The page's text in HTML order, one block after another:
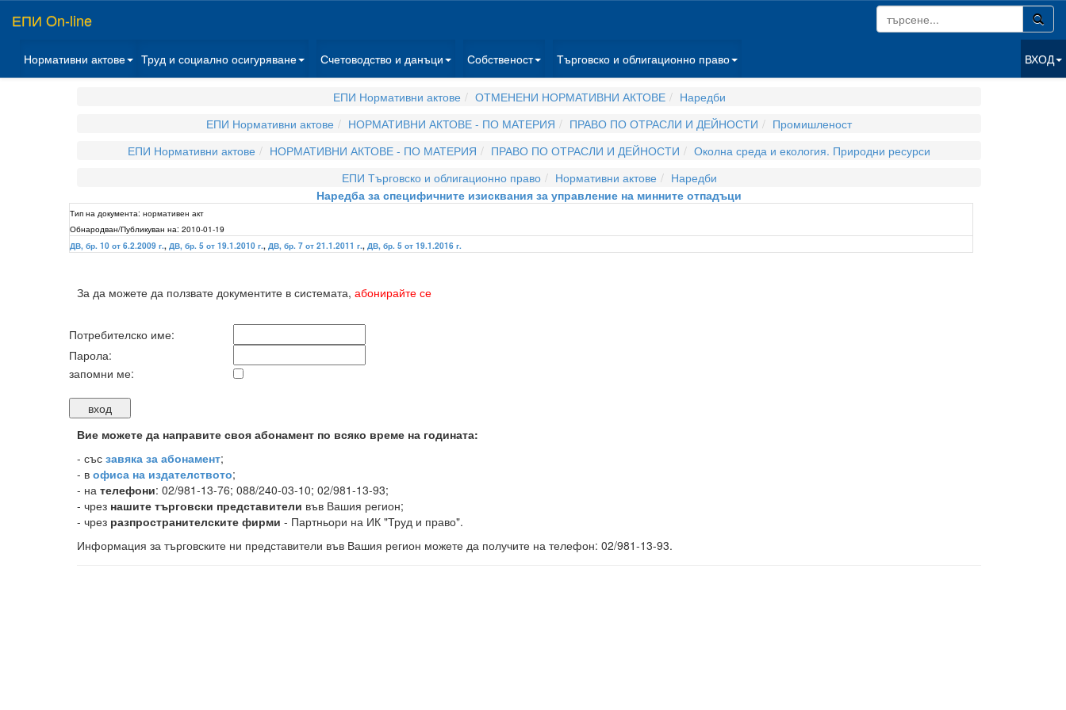
ЕПИ On-line
Нормативни актове Труд и социално осигуряване Счетоводство и данъци Собственост Търговско и облигационно право ВХОД
ЕПИ Нормативни актове ОТМЕНЕНИ НОРМАТИВНИ АКТОВЕ
Наредби
ЕПИ Нормативни актове
НОРМАТИВНИ АКТОВЕ - ПО МАТЕРИЯ ПРАВО ПО ОТРАСЛИ И ДЕЙНОСТИ
Промишленост
ЕПИ Нормативни актове
НОРМАТИВНИ АКТОВЕ - ПО МАТЕРИЯ ПРАВО ПО ОТРАСЛИ И ДЕЙНОСТИ
Околна среда и екология. Природни ресурси
ЕПИ Търговско и облигационно право
Нормативни актове
Наредби
Наредба за специфичните изисквания за управление на минните отпадъци
Тип на документа: нормативен акт
Обнародван/Публикуван на: 2010-01-19
ДВ, бр. 10 от 6.2.2009 г., ДВ, бр. 5 от 19.1.2010 г., ДВ, бр. 7 от 21.1.2011 г., ДВ, бр. 5 от 19.1.2016 г.
За да можете да ползвате документите в системата, абонирайте се
Потребителско име:
Парола:
запомни ме:
Вие можете да направите своя абонамент по всяко време на годината:
- със завяка за абонамент;
- в офиса на издателството;
- на телефони: 02/981-13-76; 088/240-03-10; 02/981-13-93;
- чрез нашите търговски представители във Вашия регион;
- чрез разпространителските фирми - Партньори на ИК "Труд и право".
Информация за търговските ни представители във Вашия регион можете да получите на телефон: 02/981-13-93.